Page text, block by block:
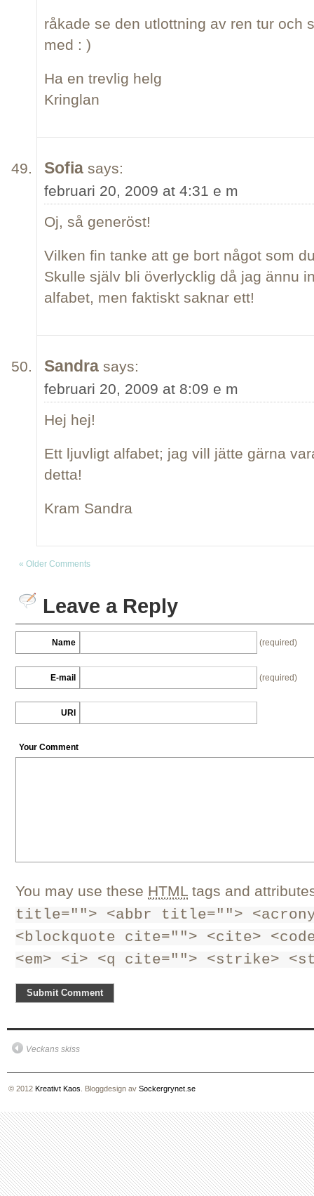
råkade se den utlottning av ren tur och
med : )
Ha en trevlig helg
Kringlan
Sofia says:
februari 20, 2009 at 4:31 e m
Oj, så generöst!
Vilken fin tanke att ge bort något som
Skulle själv bli överlycklig då jag ännu
alfabet, men faktiskt saknar ett!
Sandra says:
februari 20, 2009 at 8:09 e m
Hej hej!
Ett ljuvligt alfabet; jag vill jätte gärna
detta!
Kram Sandra
« Older Comments
Leave a Reply
Name (required)
E-mail (required)
URI
Your Comment
You may use these HTML tags and
title=""> <abbr title="">
<blockquote cite=""> <cite>
<em> <i> <q cite=""> <strike>
Veckans skiss
© 2012 Kreativt Kaos . Bloggdesign av Sockergrynet.se